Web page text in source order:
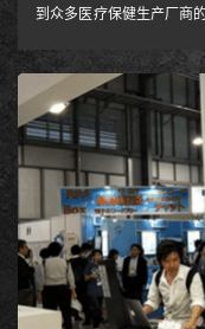
到众多医疗保健生产厂商
一步拓展其商机的绝好契
国拉斯维加斯为业内人
业大餐。ErgoExpo博览
品三大主题。 第二十三
20日至22日在美国拉斯维